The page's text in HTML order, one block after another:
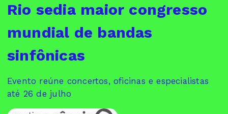
Rio sedia maior congresso
mundial de bandas
sinfônicas
Evento reúne concertos, oficinas e especialistas
até 26 de julho